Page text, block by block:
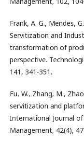
Frank, A. G., Mendes,
Servitization and
transformation of
perspective.
141, 341-351.
Fu, W., Zhang, M.,
servitization and
International Journal
Management, 42(4),